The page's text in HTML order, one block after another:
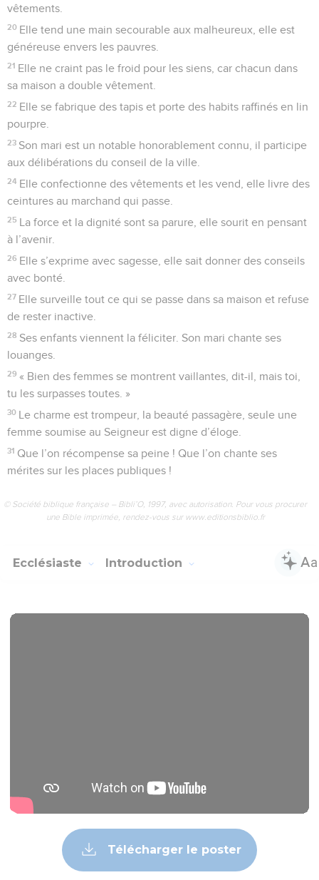
vêtements.
20 Elle tend une main secourable aux malheureux, elle est
généreuse envers les pauvres.
21 Elle ne craint pas le froid pour les siens, car chacun dans
sa maison a double vêtement.
22 Elle se fabrique des tapis et porte des habits raffinés en lin
pourpre.
23 Son mari est un notable honorablement connu, il participe
aux délibérations du conseil de la ville.
24 Elle confectionne des vêtements et les vend, elle livre des
ceintures au marchand qui passe.
25 La force et la dignité sont sa parure, elle sourit en pensant
à l’avenir.
26 Elle s’exprime avec sagesse, elle sait donner des conseils
avec bonté.
27 Elle surveille tout ce qui se passe dans sa maison et refuse
de rester inactive.
28 Ses enfants viennent la féliciter. Son mari chante ses
louanges.
29 « Bien des femmes se montrent vaillantes, dit-il, mais toi,
tu les surpasses toutes. »
30 Le charme est trompeur, la beauté passagère, seule une
femme soumise au Seigneur est digne d’éloge.
31 Que l’on récompense sa peine ! Que l’on chante ses
mérites sur les places publiques !
© Société biblique française – Bibli’O, 1997, avec autorisation. Pour vous procurer
une Bible imprimée, rendez-vous sur www.editionsbiblio.fr
Ecclésiaste Introduction
Télécharger le poster